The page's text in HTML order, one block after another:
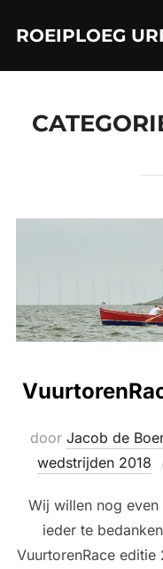
naarROEIPLOEG
door Jacob de
wedstrijden 2018
Wij willen nog even
ieder te
VuurtorenRace